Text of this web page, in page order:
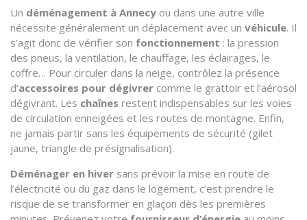
Un déménagement à Annecy ou dans une autre ville
nécessite généralement un déplacement avec un véhicule. Il
s’agit donc de vérifier son fonctionnement : la pression
des pneus, la ventilation, le chauffage, les éclairages, le
coffre… Pour circuler dans la neige, contrôlez la présence
d’accessoires pour dégivrer comme le grattoir et l’aérosol
dégivrant. Les chaînes restent indispensables sur les voies
de circulation enneigées et les routes de montagne. Enfin,
ne jamais partir sans les équipements de sécurité (gilet
jaune, triangle de présignalisation).
Déménager en hiver sans prévoir la mise en route de
l’électricité ou du gaz dans le logement, c’est prendre le
risque de se transformer en glaçon dès les premières